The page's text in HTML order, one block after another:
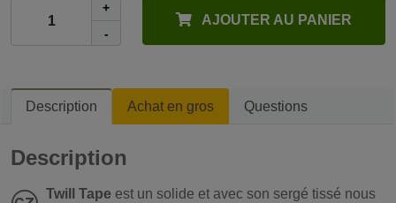
+
-
AJOUTER AU PANIER
Description Achat en gros Questions
Description
Twill Tape est un solide et avec son sergé tissé nous